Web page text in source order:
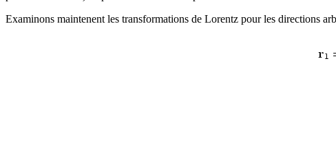
Examinons maintenent les transformations de Lorentz pour les directions